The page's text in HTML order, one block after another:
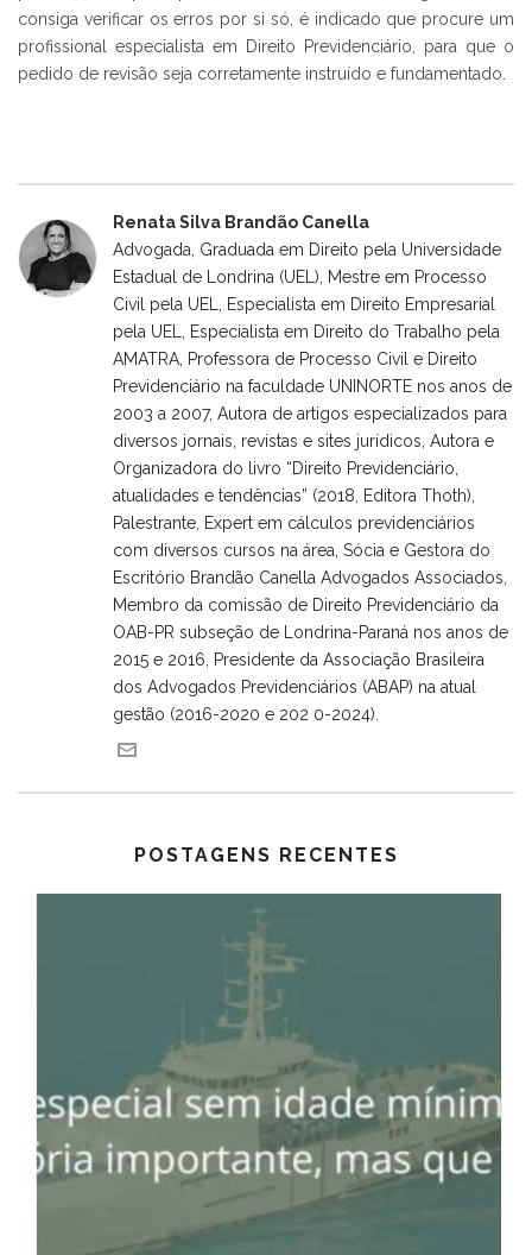
consiga verificar os erros por si só, é indicado que procure um
profissional especialista em Direito Previdenciário, para que o
pedido de revisão seja corretamente instruído e fundamentado.
Renata Silva Brandão Canella
Advogada, Graduada em Direito pela Universidade
Estadual de Londrina (UEL), Mestre em Processo
Civil pela UEL, Especialista em Direito Empresarial
pela UEL, Especialista em Direito do Trabalho pela
AMATRA, Professora de Processo Civil e Direito
Previdenciário na faculdade UNINORTE nos anos de
2003 a 2007, Autora de artigos especializados para
diversos jornais, revistas e sites jurídicos, Autora e
Organizadora do livro “Direito Previdenciário,
atualidades e tendências” (2018, Editora Thoth),
Palestrante, Expert em cálculos previdenciários
com diversos cursos na área, Sócia e Gestora do
Escritório Brandão Canella Advogados Associados,
Membro da comissão de Direito Previdenciário da
OAB-PR subseção de Londrina-Paraná nos anos de
2015 e 2016, Presidente da Associação Brasileira
dos Advogados Previdenciários (ABAP) na atual
gestão (2016-2020 e 202 0-2024).
POSTAGENS RECENTES